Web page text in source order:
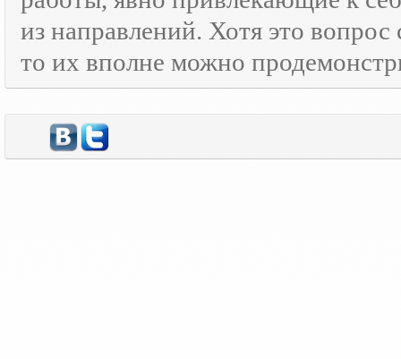
из направлений. Хотя это
то их вполне можно